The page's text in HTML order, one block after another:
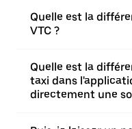
Quelle est la
VTC ?
Quelle est la
taxi dans
directement une